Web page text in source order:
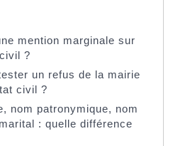
mention marginale sur
?
un refus de la mairie
civil ?
nom patronymique, nom
: quelle différence